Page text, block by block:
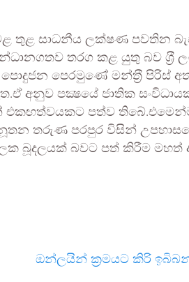
තුළ සාධනීය ලක්ෂණ පවතින
තරග කළ යුතු බව ශ‍්‍රී
පෙරමුණේ මන්ත‍්‍රී පිරිස්
අනුව පක්‍ෂයේ ජාතික
එකඟත්වයකට පත්ව
තරුණ පරපුර විසින්
බූදලයක් බවට පත් කිරීම
ඔන්ලයින් ක්‍රමයට කිරි